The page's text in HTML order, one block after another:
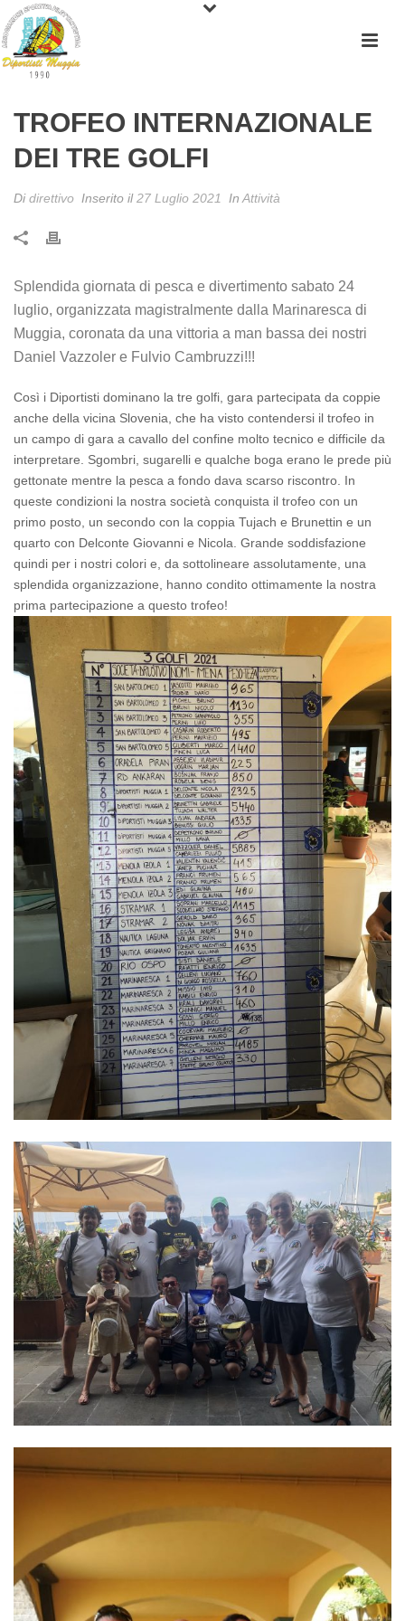
TROFEO INTERNAZIONALE
DEI TRE GOLFI
Didirettivo Inserito il27 Luglio 2021 In Attività
Splendida giornata di pesca e divertimento sabato 24
luglio, organizzata magistralmente dalla Marinaresca di
Muggia, coronata da una vittoria a man bassa dei nostri
Daniel Vazzoler e Fulvio Cambruzzi!!!
Così i Diportisti dominano la tre golfi, gara partecipata da coppie
anche della vicina Slovenia, che ha visto contendersi il trofeo in
un campo di gara a cavallo del confine molto tecnico e difficile da
interpretare. Sgombri, sugarelli e qualche boga erano le prede più
gettonate mentre la pesca a fondo dava scarso riscontro. In
queste condizioni la nostra società conquista il trofeo con un
primo posto, un secondo con la coppia Tujach e Brunettin e un
quarto con Delconte Giovanni e Nicola. Grande soddisfazione
quindi per i nostri colori e, da sottolineare assolutamente, una
splendida organizzazione, hanno condito ottimamente la nostra
prima partecipazione a questo trofeo!